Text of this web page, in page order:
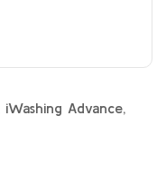
iWashing Advance,